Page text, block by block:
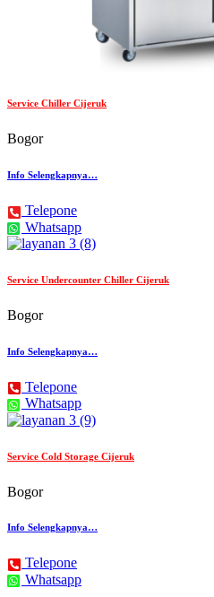
Service Chiller Cijeruk
Bogor
Info Selengkapnya…
Telepone
Whatsapp
Service Undercounter Chiller Cijeruk
Bogor
Info Selengkapnya…
Telepone
Whatsapp
Service Cold Storage Cijeruk
Bogor
Info Selengkapnya…
Telepone
Whatsapp